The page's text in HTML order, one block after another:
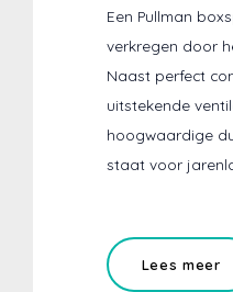
Een Pullman
verkregen door
Naast perfect
uitstekende
hoogwaardige
staat voor
Lees meer